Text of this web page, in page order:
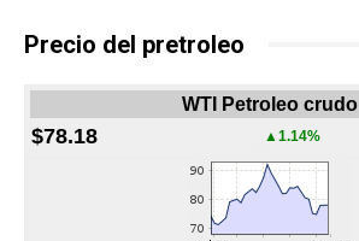
Precio del pretroleo
WTI Petroleo crudo
$78.18 ▲1.14%